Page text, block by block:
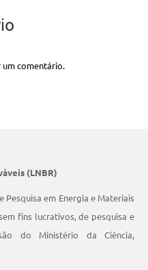
comentário.
(LNBR)
Pesquisa em Energia e Materiais
fins lucrativos, de pesquisa e
do Ministério da Ciência,